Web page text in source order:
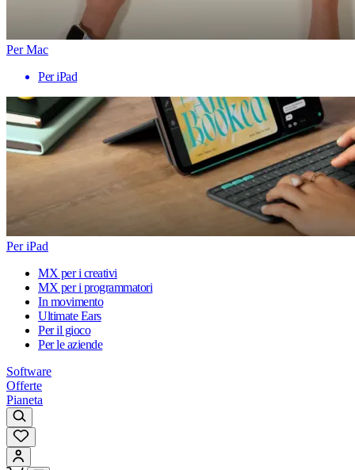
Per Mac
Per iPad
Per iPad
MX per i creativi
MX per i programmatori
In movimento
Ultimate Ears
Per il gioco
Per le aziende
Software
Offerte
Pianeta